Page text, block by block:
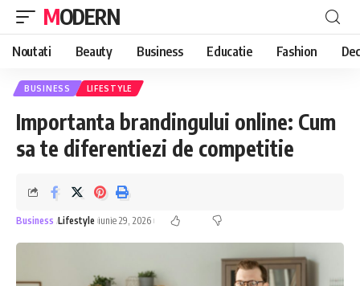
MODERN
Noutati Beauty Business Educatie Fashion
BUSINESS LIFESTYLE
Importanta brandingului online: Cum
sa te diferentiezi de competitie
Business Lifestyle iunie 29, 2026